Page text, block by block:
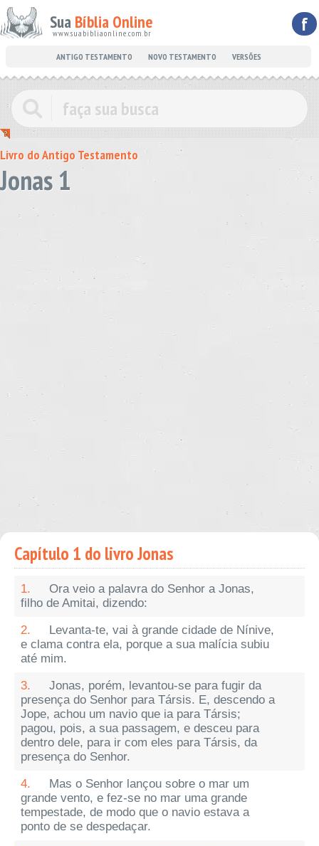
Sua Bíblia Online
www.suabibliaonline.com.br f
ANTIGO TESTAMENTO NOVO TESTAMENTO VERSÕES
Livro do Antigo Testamento
Jonas 1
Capítulo 1 do livro Jonas
1.
Ora veio a palavra do Senhor a Jonas,
filho de Amitai, dizendo:
2.
Levanta-te, vai à grande cidade de Nínive,
e clama contra ela, porque a sua malícia subiu
até mim.
3.
Jonas, porém, levantou-se para fugir da
presença do Senhor para Társis. E, descendo a
Jope, achou um navio que ia para Társis;
pagou, pois, a sua passagem, e desceu para
dentro dele, para ir com eles para Társis, da
presença do Senhor.
4.
Mas o Senhor lançou sobre o mar um
grande vento, e fez-se no mar uma grande
tempestade, de modo que o navio estava a
ponto de se despedaçar.